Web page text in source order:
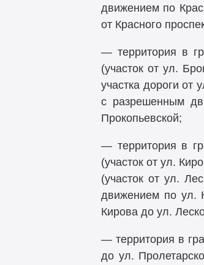
движением по
от Красного
— территория в
(участок от ул.
участка дороги от
с разрешенным
Прокопьевской;
— территория в
(участок от ул.
(участок от ул.
движением по ул.
Кирова до ул.
— территория в
до ул.